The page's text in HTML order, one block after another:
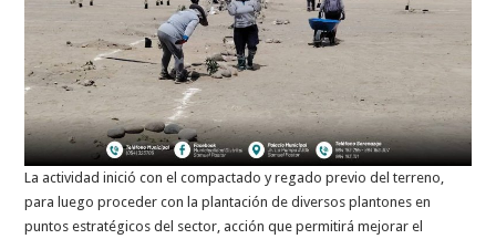
La actividad inició con el compactado y regado previo del terreno,
para luego proceder con la plantación de diversos plantones en
puntos estratégicos del sector, acción que permitirá mejorar el